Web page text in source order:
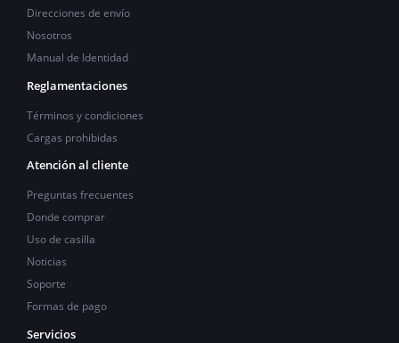
Direcciones de envío
Nosotros
Manual de Identidad
Reglamentaciones
Términos y condiciones
Cargas prohibidas
Atención al cliente
Preguntas frecuentes
Donde comprar
Uso de casilla
Noticias
Soporte
Formas de pago
Servicios